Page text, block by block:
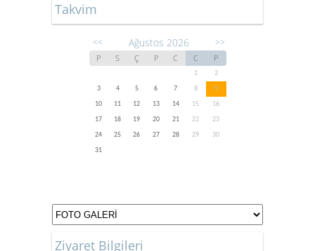
Takvim
<< Ağustos 2026 >>
P S Ç P C C P
1
2
3
4 5 6 7 8
9
10
11 12 13 14 15
16
17
18 19 20 21 22
23
24
25 26 27 28 29
30
31
Ziyaret Bilgileri